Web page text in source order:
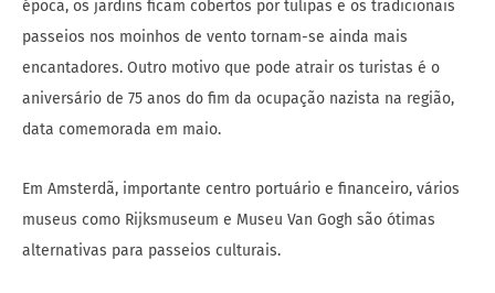
época, os jardins ficam cobertos por tulipas e os tradicionais
passeios nos moinhos de vento tornam-se ainda mais
encantadores. Outro motivo que pode atrair os turistas é o
aniversário de 75 anos do fim da ocupação nazista na região,
data comemorada em maio.
Em Amsterdã, importante centro portuário e financeiro, vários
museus como Rijksmuseum e Museu Van Gogh são ótimas
alternativas para passeios culturais.